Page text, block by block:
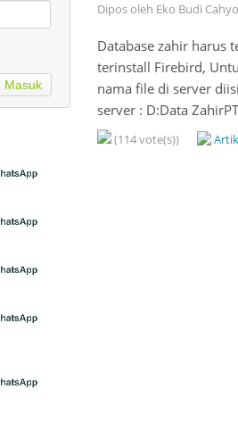
Dipos oleh Eko Budi
Database zahir harus
terinstall Firebird,
nama file di server
server : D:Data
(114 vote(s))